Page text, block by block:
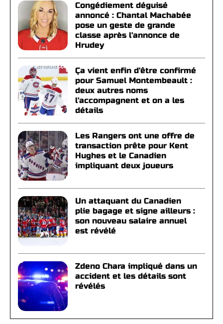
Congédiement déguisé
annoncé : Chantal Machabée
pose un geste de grande
classe après l'annonce de
Hrudey
Ça vient enfin d'être confirmé
pour Samuel Montembeault :
deux autres noms
l'accompagnent et on a les
détails
Les Rangers ont une offre de
transaction prête pour Kent
Hughes et le Canadien
impliquant deux joueurs
Un attaquant du Canadien
plie bagage et signe ailleurs :
son nouveau salaire annuel
est révélé
Zdeno Chara impliqué dans un
accident et les détails sont
révélés